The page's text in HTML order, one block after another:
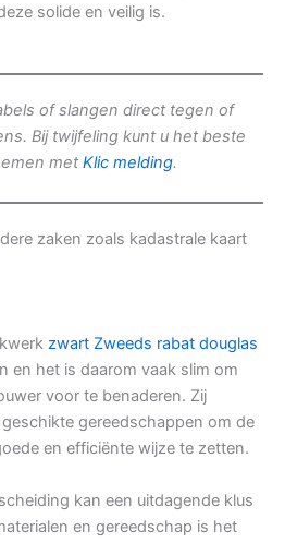
solide en veilig is.
of slangen direct tegen of
Bij twijfeling kunt u het beste
met Klic melding.
zaken zoals kadastrale kaart
zwart Zweeds rabat douglas
en het is daarom vaak slim om
voor te benaderen. Zij
gereedschappen om de
en efficiënte wijze te zetten.
kan een uitdagende klus
en gereedschap is het